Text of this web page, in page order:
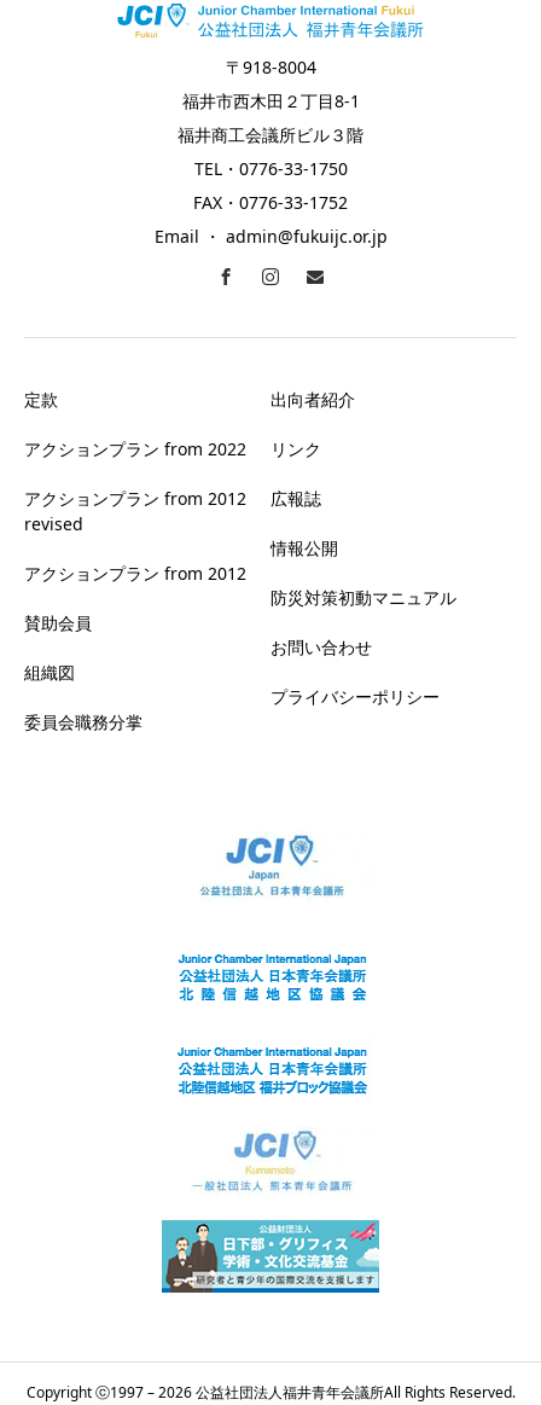
〒918-8004
福井市西木田２丁目8-1
福井商工会議所ビル３階
TEL・0776-33-1750
FAX・0776-33-1752
Email ・ admin@fukuijc.or.jp
定款
アクションプラン from 2022
アクションプラン from 2012
revised
アクションプラン from 2012
賛助会員
組織図
委員会職務分掌
出向者紹介
リンク
広報誌
情報公開
防災対策初動マニュアル
お問い合わせ
プライバシーポリシー
Copyright ⓒ1997 – 2026 公益社団法人福井青年会議所All Rights Reserved.